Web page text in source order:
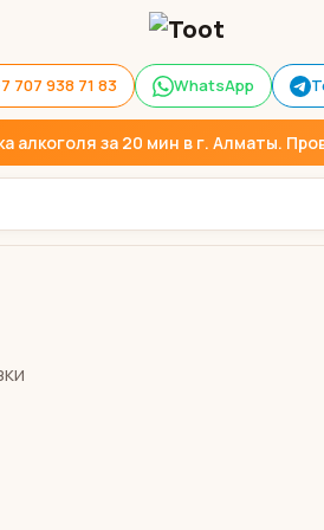
707 938 71 83 WhatsApp
алкоголя за 20 мин в г. Алматы.